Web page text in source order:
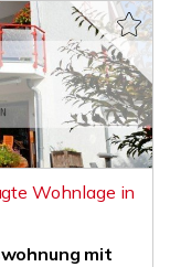
Wohnlage in
mit